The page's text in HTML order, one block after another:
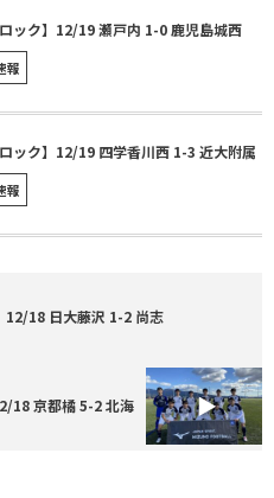
ロック】12/19 瀬戸内 1-0 鹿児島城西
報
ロック】12/19 四学香川西 1-3 近大附属
報
12/18 日大藤沢 1-2 尚志
18 京都橘 5-2 北海